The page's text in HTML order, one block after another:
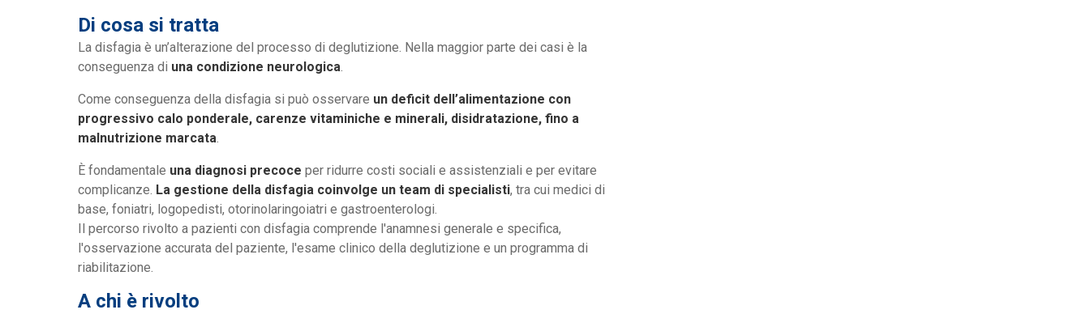
Di cosa si tratta
La disfagia è un’alterazione del processo di deglutizione. Nella maggior parte dei casi è la
conseguenza di una condizione neurologica.
Come conseguenza della disfagia si può osservare un deficit dell’alimentazione con
progressivo calo ponderale, carenze vitaminiche e minerali, disidratazione, fino a
malnutrizione marcata.
È fondamentale una diagnosi precoce per ridurre costi sociali e assistenziali e per evitare
complicanze. La gestione della disfagia coinvolge un team di specialisti, tra cui medici di
base, foniatri, logopedisti, otorinolaringoiatri e gastroenterologi.
Il percorso rivolto a pazienti con disfagia comprende l'anamnesi generale e specifica,
l'osservazione accurata del paziente, l'esame clinico della deglutizione e un programma di
riabilitazione.
A chi è rivolto